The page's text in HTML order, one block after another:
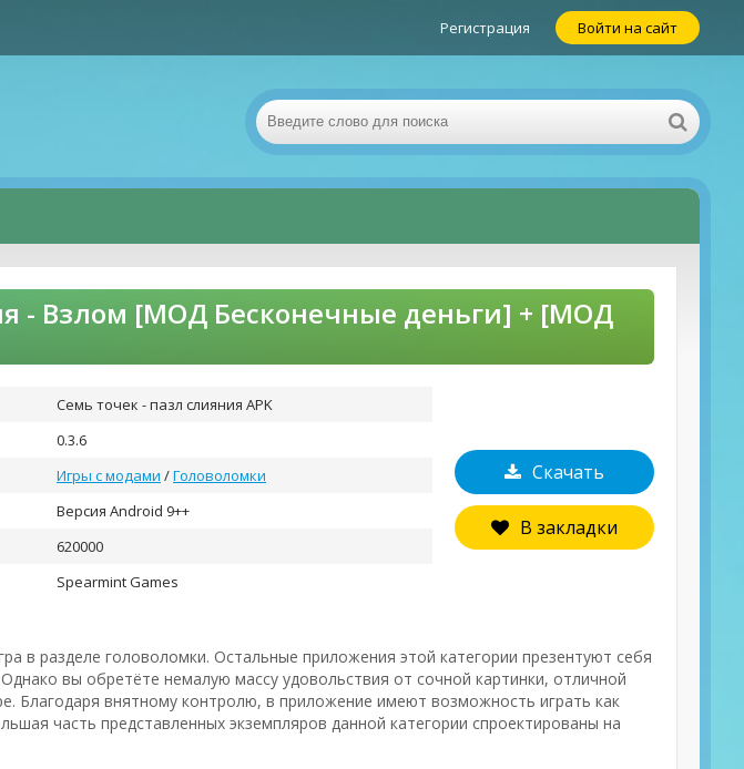
Регистрация Войти на сайт
- Взлом [МОД Бесконечные деньги] + [МОД
Скачать
В закладки
Семь точек - пазл слияния APK
0.3.6
Игры с модами /Головоломки
Версия Android 9++
620000
Spearmint Games
в разделе головоломки. Остальные приложения этой категории презентуют себя
вы обретёте немалую массу удовольствия от сочной картинки, отличной
Благодаря внятному контролю, в приложение имеют возможность играть как
часть представленных экземпляров данной категории спроектированы на